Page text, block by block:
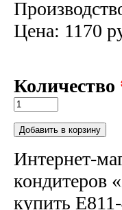
Цена: 1170
Количество
Интернет-
кондитеров
купить